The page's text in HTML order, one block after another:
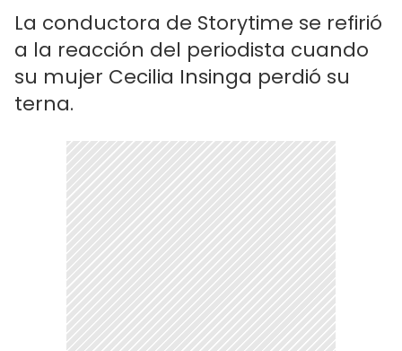
La conductora de Storytime se refirió
a la reacción del periodista cuando
su mujer Cecilia Insinga perdió su
terna.